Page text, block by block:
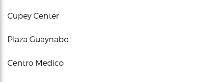
Cupey Center
Plaza Guaynabo
Centro Medico